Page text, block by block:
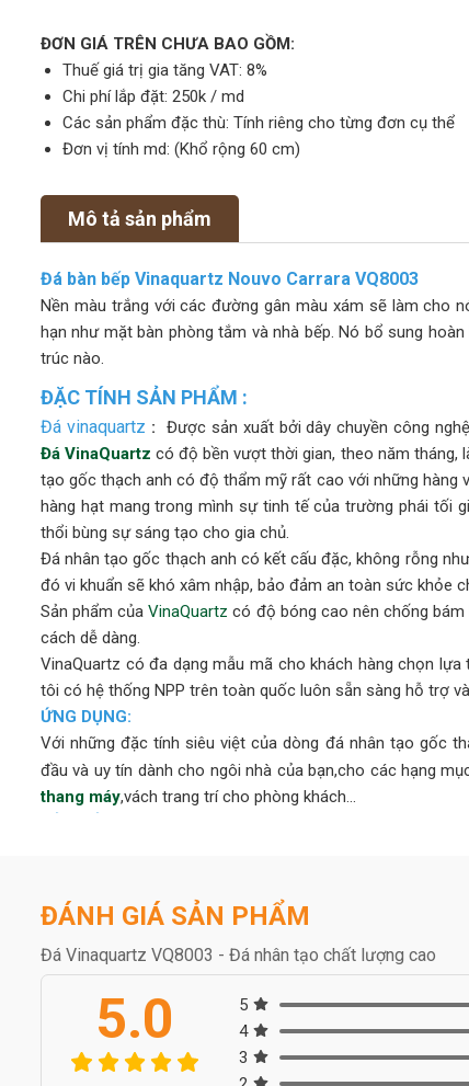
ĐƠN GIÁ TRÊN CHƯA BAO GỒM:
Thuế giá trị gia tăng VAT: 8%
Chi phí lắp đặt: 250k / md
Các sản phẩm đặc thù: Tính riêng cho từng đơn cụ thể
Đơn vị tính md: (Khổ rộng 60 cm)
Mô tả sản phẩm
Đá bàn bếp Vinaquartz Nouvo Carrara VQ8003
Nền màu trắng với các đường gân màu xám sẽ làm cho
hạn như mặt bàn phòng tắm và nhà bếp. Nó bổ sung
trúc nào.
ĐẶC TÍNH SẢN PHẨM :
Đá vinaquartz :
Được sản xuất bởi dây chuyền công
Đá VinaQuartz có độ bền vượt thời gian, theo năm tháng,
tạo gốc thạch anh có độ thẩm mỹ rất cao với những hàng
hàng hạt mang trong mình sự tinh tế của trường phái tối
thổi bùng sự sáng tạo cho gia chủ.
Đá nhân tạo gốc thạch anh có kết cấu đặc, không rỗng
đó vi khuẩn sẽ khó xâm nhập, bảo đảm an toàn sức khỏe
Sản phẩm củaVinaQuartzcó độ bóng cao nên chống
cách dễ dàng.
VinaQuartz có đa dạng mẫu mã cho khách hàng chọn
tôi có hệ thống NPP trên toàn quốc luôn sẵn sàng hỗ trợ
ỨNG DỤNG:
Với những đặc tính siêu việt của dòng đá nhân tạo gốc
đầu và uy tín dành cho ngôi nhà của bạn,cho các hạng
thang máy,vách trang trí cho phòng khách...
chăm sóc sức khỏe và gia đình. Sản phẩm của chúng tôi
HÀNH TRÌNH CỦA VINAQUARTZ KHẮP THẾ GIỚI
Dòng sản phẩm “VinaQuartz” đã được xuất khẩu sang
vào chất lượng và dịch vụ để mang lại sự hài lòng tốt
thành một trong những thương hiệu nổi tiếng về bề mặt
lược của nhiều tập đoàn và chuỗi cung ứng trên thế giới.
BỘ SƯU TẬP TUYỆT VỜI VỚI THIẾT KẾ SANG TRỌNG
ĐÁNH GIÁ SẢN PHẨM
Đá Vinaquartz VQ8003 - Đá nhân tạo chất lượng cao
5.0 5
4
3